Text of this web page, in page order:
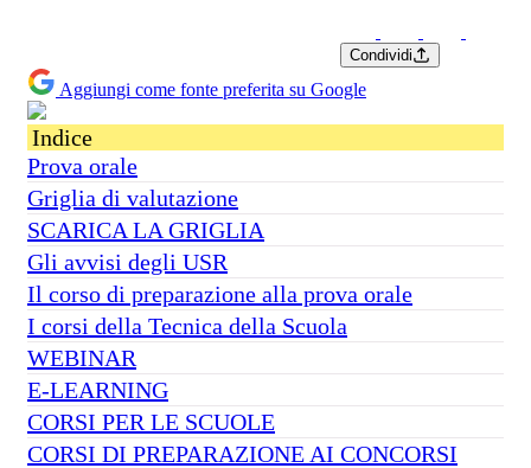
Condividi
Aggiungi come fonte preferita su Google
Indice
Prova orale
Griglia di valutazione
SCARICA LA GRIGLIA
Gli avvisi degli USR
Il corso di preparazione alla prova orale
I corsi della Tecnica della Scuola
WEBINAR
E-LEARNING
CORSI PER LE SCUOLE
CORSI DI PREPARAZIONE AI CONCORSI